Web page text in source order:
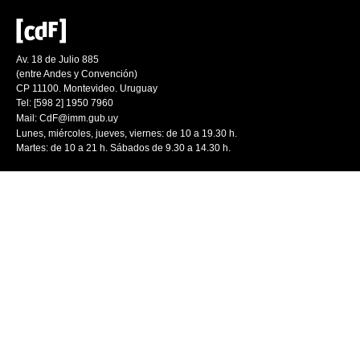
Av. 18 de Julio 885
(entre Andes y Convención)
CP 11100. Montevideo. Uruguay
Tel: [598 2] 1950 7960
Mail: CdF@imm.gub.uy
Lunes, miércoles, jueves, viernes: de 10 a 19.30 h.
Martes: de 10 a 21 h. Sábados de 9.30 a 14.30 h.